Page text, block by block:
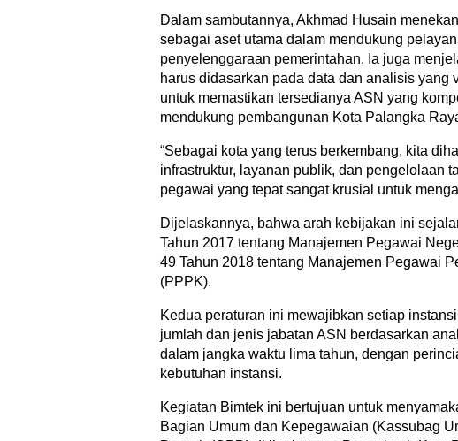
Dalam sambutannya, Akhmad Husain
sebagai aset utama dalam mendukung
penyelenggaraan pemerintahan. Ia juga
harus didasarkan pada data dan analisis
untuk memastikan tersedianya ASN yang
mendukung pembangunan Kota Palangka
“Sebagai kota yang terus berkembang, kita
infrastruktur, layanan publik, dan pengelolaan
pegawai yang tepat sangat krusial untuk
Dijelaskannya, bahwa arah kebijakan ini
Tahun 2017 tentang Manajemen Pegawai
49 Tahun 2018 tentang Manajemen Pegawai
(PPPK).
Kedua peraturan ini mewajibkan setiap
jumlah dan jenis jabatan ASN berdasarkan
dalam jangka waktu lima tahun, dengan
kebutuhan instansi.
Kegiatan Bimtek ini bertujuan untuk
Bagian Umum dan Kepegawaian (Kassubag